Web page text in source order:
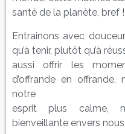
santé de la planète, bref !
Entrainons avec
qu’à tenir, plutôt qu’à
aussi offrir les
d’offrande en
notre
esprit plus calme,
bienveillante envers